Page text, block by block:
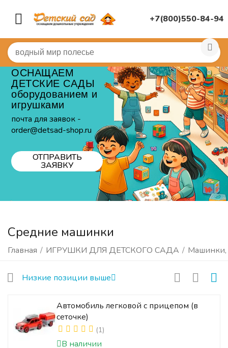
+7(800)550-84-94
ОСНАЩАЕМ
ДЕТСКИЕ САДЫ
оборудованием и
игрушками
почта для заявок -
order@detsad-shop.ru
ОТПРАВИТЬ
ЗАЯВКУ
Средние машинки
Главная / ИГРУШКИ ДЛЯ ДЕТСКОГО САДА / Машинки,
Низкие позиции выше
Автомобиль легковой с прицепом (в
сеточке)
(1)
В наличии